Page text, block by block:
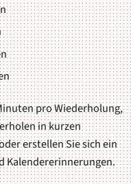
pro Wiederholung,
in kurzen
erstellen Sie sich ein
Kalendererinnerungen.